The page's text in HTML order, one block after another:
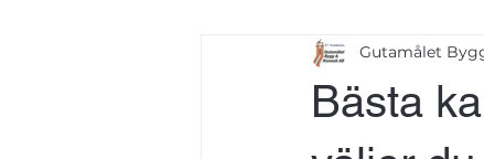
Bästa
Gutamålet